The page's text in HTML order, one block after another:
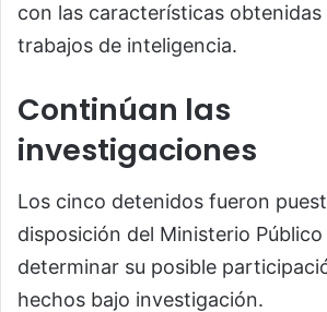
con las características
trabajos de inteligencia.
Continúan las
investigaciones
Los cinco detenidos fueron
disposición del Ministerio Público
determinar su posible
hechos bajo investigación.